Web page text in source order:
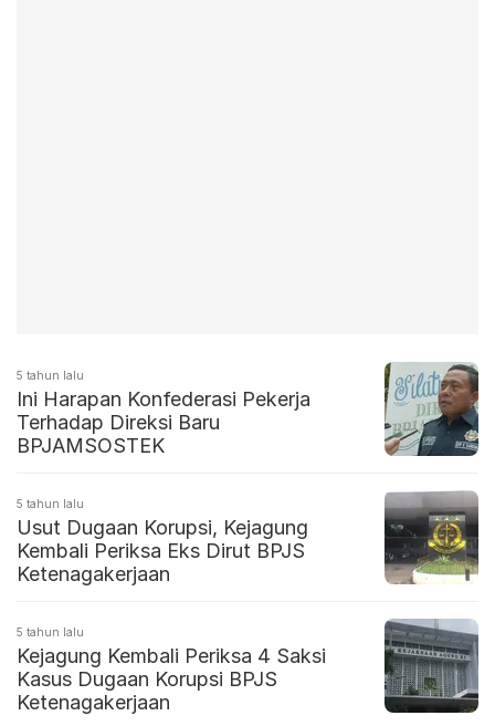
5 tahun lalu
Ini Harapan Konfederasi Pekerja
Terhadap Direksi Baru
BPJAMSOSTEK
5 tahun lalu
Usut Dugaan Korupsi, Kejagung
Kembali Periksa Eks Dirut BPJS
Ketenagakerjaan
5 tahun lalu
Kejagung Kembali Periksa 4 Saksi
Kasus Dugaan Korupsi BPJS
Ketenagakerjaan